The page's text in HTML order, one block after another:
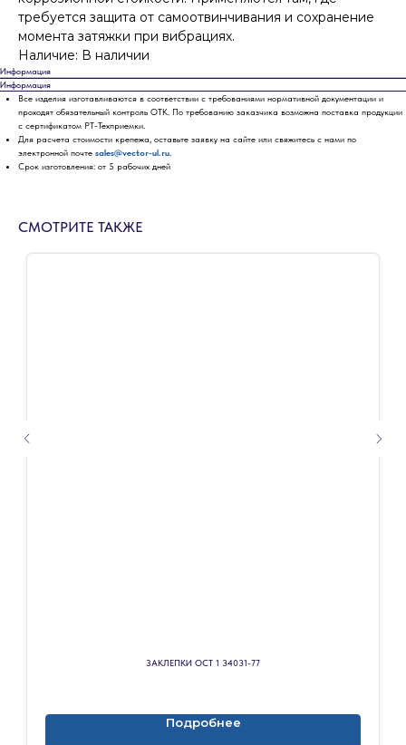
требуется защита от самоотвинчивания и сохранение
момента затяжки при вибрациях.
Наличие: В наличии
Информация
Информация
Все изделия изготавливаются в соответствии с требованиями нормативной документации и
проходят обязательный контроль ОТК. По требованию заказчика возможна поставка продукции
с сертификатом РТ-Техприемки.
Для расчета стоимости крепежа, оставьте заявку на сайте или свяжитесь с нами по
электронной почте sales@vector-ul.ru.
Срок изготовления: от 5 рабочих дней
СМОТРИТЕ ТАКЖЕ
ЗАКЛЕПКИ ОСТ 1 34031-77
Подробнее